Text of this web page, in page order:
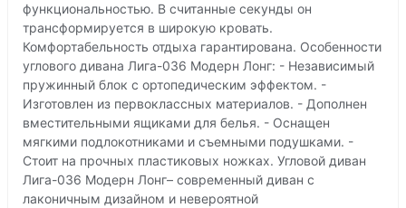
функциональностью. В считанные секунды он
трансформируется в широкую кровать.
Комфортабельность отдыха гарантирована. Особенности
углового дивана Лига-036 Модерн Лонг: - Независимый
пружинный блок с ортопедическим эффектом. -
Изготовлен из первоклассных материалов. - Дополнен
вместительными ящиками для белья. - Оснащен
мягкими подлокотниками и съемными подушками. -
Стоит на прочных пластиковых ножках. Угловой диван
Лига-036 Модерн Лонг– современный диван с
лаконичным дизайном и невероятной